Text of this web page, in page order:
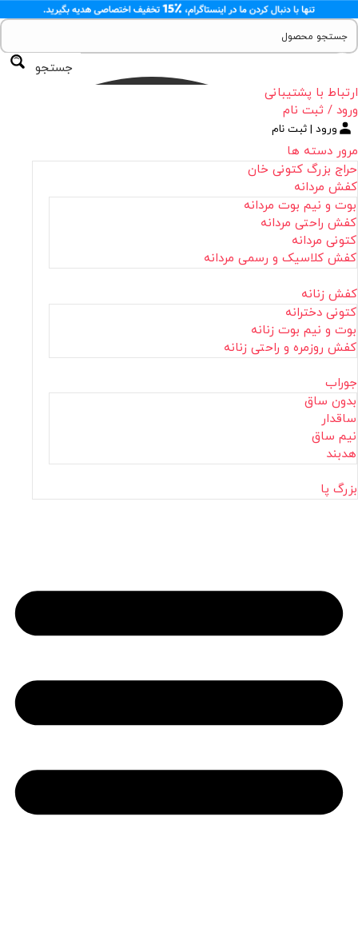
جستجو
ارتباط با پشتیبانی
ورود / ثبت نام
ورود | ثبت نام
مرور دسته ها
حراج بزرگ کتونی خان
کفش مردانه
بوت و نیم بوت مردانه
کفش راحتی مردانه
کتونی مردانه
کفش کلاسیک و رسمی مردانه
کفش زنانه
کتونی دخترانه
بوت و نیم بوت زنانه
کفش روزمره و راحتی زنانه
جوراب
بدون ساق
ساقدار
نیم ساق
هدبند
بزرگ پا